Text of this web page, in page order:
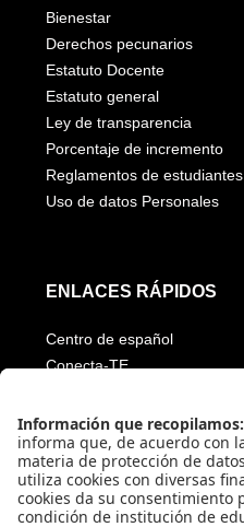
Estatuto Docente
Estatuto general
Ley de transparencia
Porcentaje de incremento
Reglamentos de estudiantes
Uso de datos Personales
Centro de español
Convivencia y transparencia
Emergencias: Extensión 0000
Mapa del Sitio
Multimedia
Noticias
Preguntas frecuentes
Póliza estudiantil Uniandina